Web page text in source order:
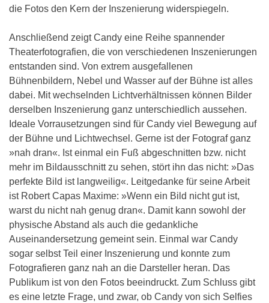
die Fotos den Kern der Inszenierung widerspiegeln.
Anschließend zeigt Candy eine Reihe spannender
Theaterfotografien, die von verschiedenen Inszenierungen
entstanden sind. Von extrem ausgefallenen
Bühnenbildern, Nebel und Wasser auf der Bühne ist alles
dabei. Mit wechselnden Lichtverhältnissen können Bilder
derselben Inszenierung ganz unterschiedlich aussehen.
Ideale Vorrausetzungen sind für Candy viel Bewegung auf
der Bühne und Lichtwechsel. Gerne ist der Fotograf ganz
»nah dran«. Ist einmal ein Fuß abgeschnitten bzw. nicht
mehr im Bildausschnitt zu sehen, stört ihn das nicht: »Das
perfekte Bild ist langweilig«. Leitgedanke für seine Arbeit
ist Robert Capas Maxime: »Wenn ein Bild nicht gut ist,
warst du nicht nah genug dran«. Damit kann sowohl der
physische Abstand als auch die gedankliche
Auseinandersetzung gemeint sein. Einmal war Candy
sogar selbst Teil einer Inszenierung und konnte zum
Fotografieren ganz nah an die Darsteller heran. Das
Publikum ist von den Fotos beeindruckt. Zum Schluss gibt
es eine letzte Frage, und zwar, ob Candy von sich Selfies